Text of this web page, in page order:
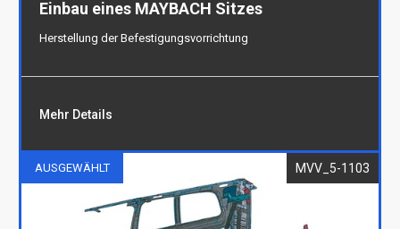
Einbau eines MAYBACH Sitzes
Herstellung der Befestigungsvorrichtung
Einbau eines MAYBACH Sitzes
Herstellung der Befestigungsvorrichtung
Mehr Details
AUSGEWÄHLT MVV_5-1103